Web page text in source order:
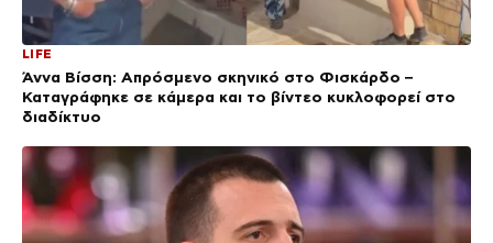
LIFE
Άννα Βίσση: Απρόσμενο σκηνικό στο Φισκάρδο –
Καταγράφηκε σε κάμερα και το βίντεο κυκλοφορεί στο
διαδίκτυο